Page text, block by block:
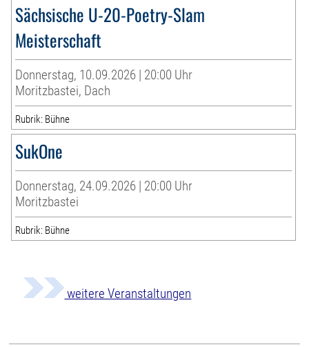
Sächsische U-20-Poetry-Slam
Meisterschaft
Donnerstag, 10.09.2026 | 20:00 Uhr
Moritzbastei, Dach
Rubrik: Bühne
SukOne
Donnerstag, 24.09.2026 | 20:00 Uhr
Moritzbastei
Rubrik: Bühne
weitere Veranstaltungen